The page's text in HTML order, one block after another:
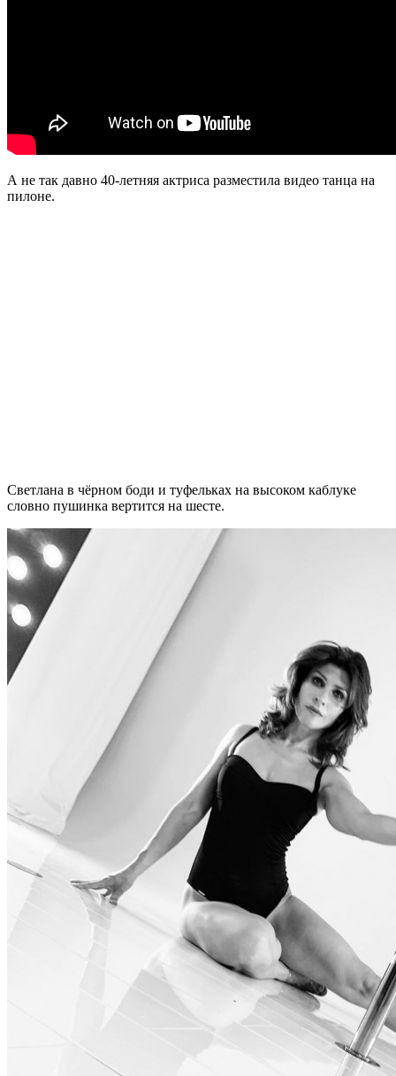
А не так давно 40-летняя актриса разместила видео танца на
пилоне.
Светлана в чёрном боди и туфельках на высоком каблуке
словно пушинка вертится на шесте.